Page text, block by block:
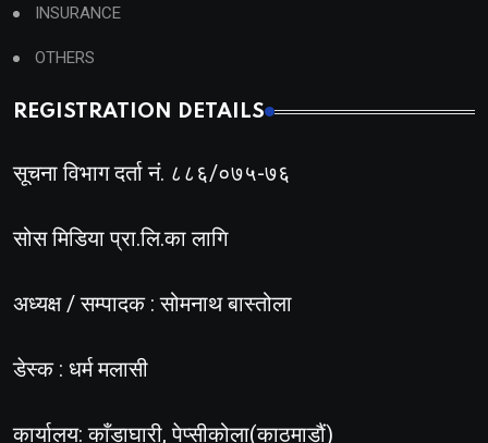
INSURANCE
OTHERS
REGISTRATION DETAILS
सूचना विभाग दर्ता नं. ८८६/०७५-७६
सोस मिडिया प्रा.लि.का लागि
अध्यक्ष / सम्पादक : सोमनाथ बास्तोला
डेस्क : धर्म मलासी
कार्यालय: काँडाघारी, पेप्सीकोला(काठमाडौं)